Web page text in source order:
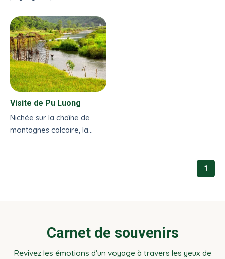
en terrasses dans les
montagnes...
Visite de Pu Luong
Nichée sur la chaîne de
montagnes calcaire, la
1
Carnet de souvenirs
Revivez les émotions d’un voyage à travers les yeux de